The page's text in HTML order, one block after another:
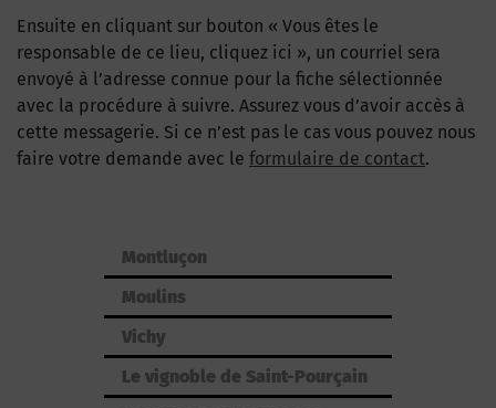
Ensuite en cliquant sur bouton « Vous êtes le
responsable de ce lieu, cliquez ici », un courriel sera
envoyé à l’adresse connue pour la fiche sélectionnée
avec la procédure à suivre. Assurez vous d’avoir accès à
cette messagerie. Si ce n’est pas le cas vous pouvez nous
faire votre demande avec le formulaire de contact.
Montluçon
Moulins
Vichy
Le vignoble de Saint-Pourçain